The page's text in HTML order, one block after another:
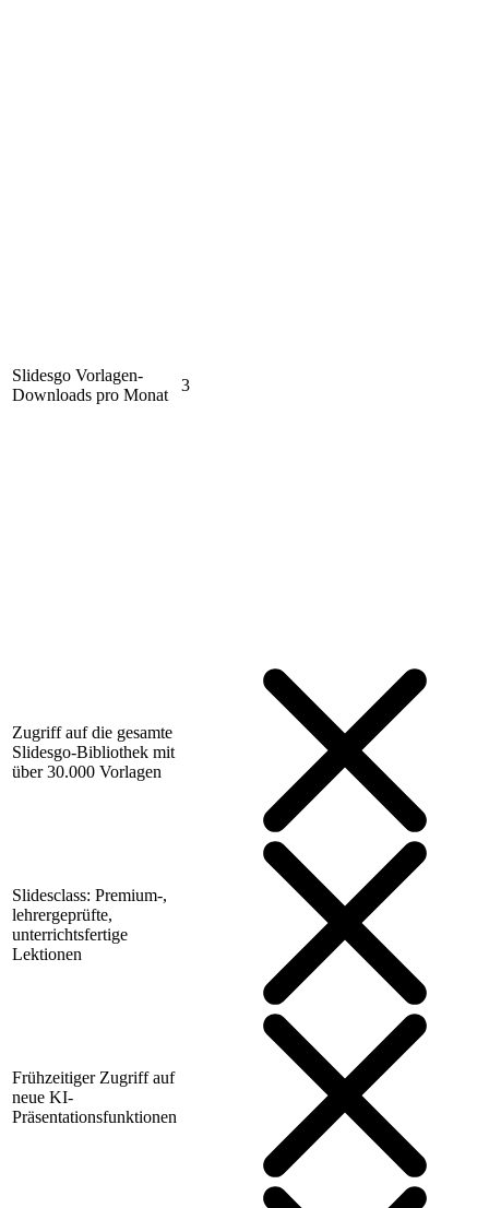
Slidesgo Vorlagen-
Downloads pro Monat
3
Zugriff auf die gesamte
Slidesgo-Bibliothek mit
über 30.000 Vorlagen
Slidesclass: Premium-,
lehrergeprüfte,
unterrichtsfertige
Lektionen
Frühzeitiger Zugriff auf
neue KI-
Präsentationsfunktionen